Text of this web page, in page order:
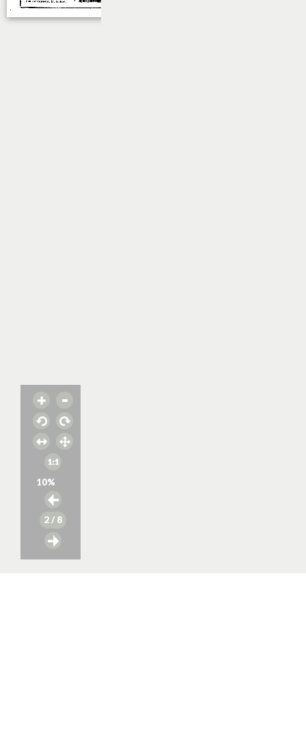
10%
2/ 8